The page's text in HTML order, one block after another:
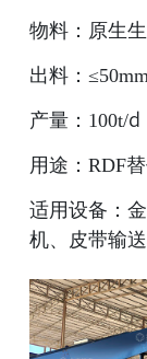
物料：原生
出料：≤50mm
产量：100t/d
用途：RDF
适用设备：
机、皮带输